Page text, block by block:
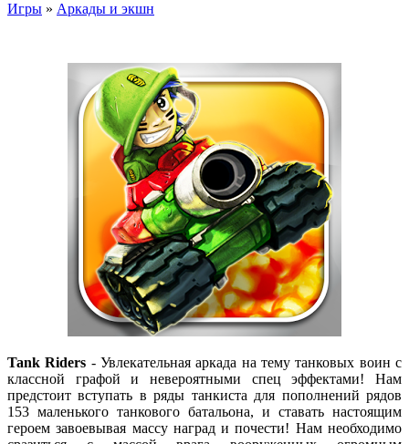
Игры » Аркады и экшн
Tank Riders - Увлекательная аркада на тему танковых воин с
классной графой и невероятными спец эффектами! Нам
предстоит вступать в ряды танкиста для пополнений рядов
153 маленького танкового батальона, и ставать настоящим
героем завоевывая массу наград и почести! Нам необходимо